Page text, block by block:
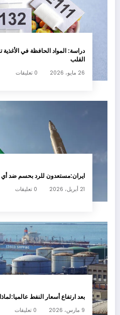
دراسة: المواد الحافظة في
القلب
26 مايو، 2026 0 تعليقات
ايران:مستعدون للرد بحسم ضد
21 أبريل، 2026 0 تعليقات
بعد ارتفاع أسعار النفط
9 مارس، 2026 0 تعليقات